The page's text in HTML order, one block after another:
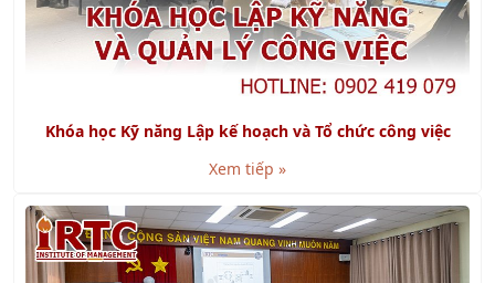
Khóa học Kỹ năng Lập kế hoạch và Tổ chức công việc
Xem tiếp »